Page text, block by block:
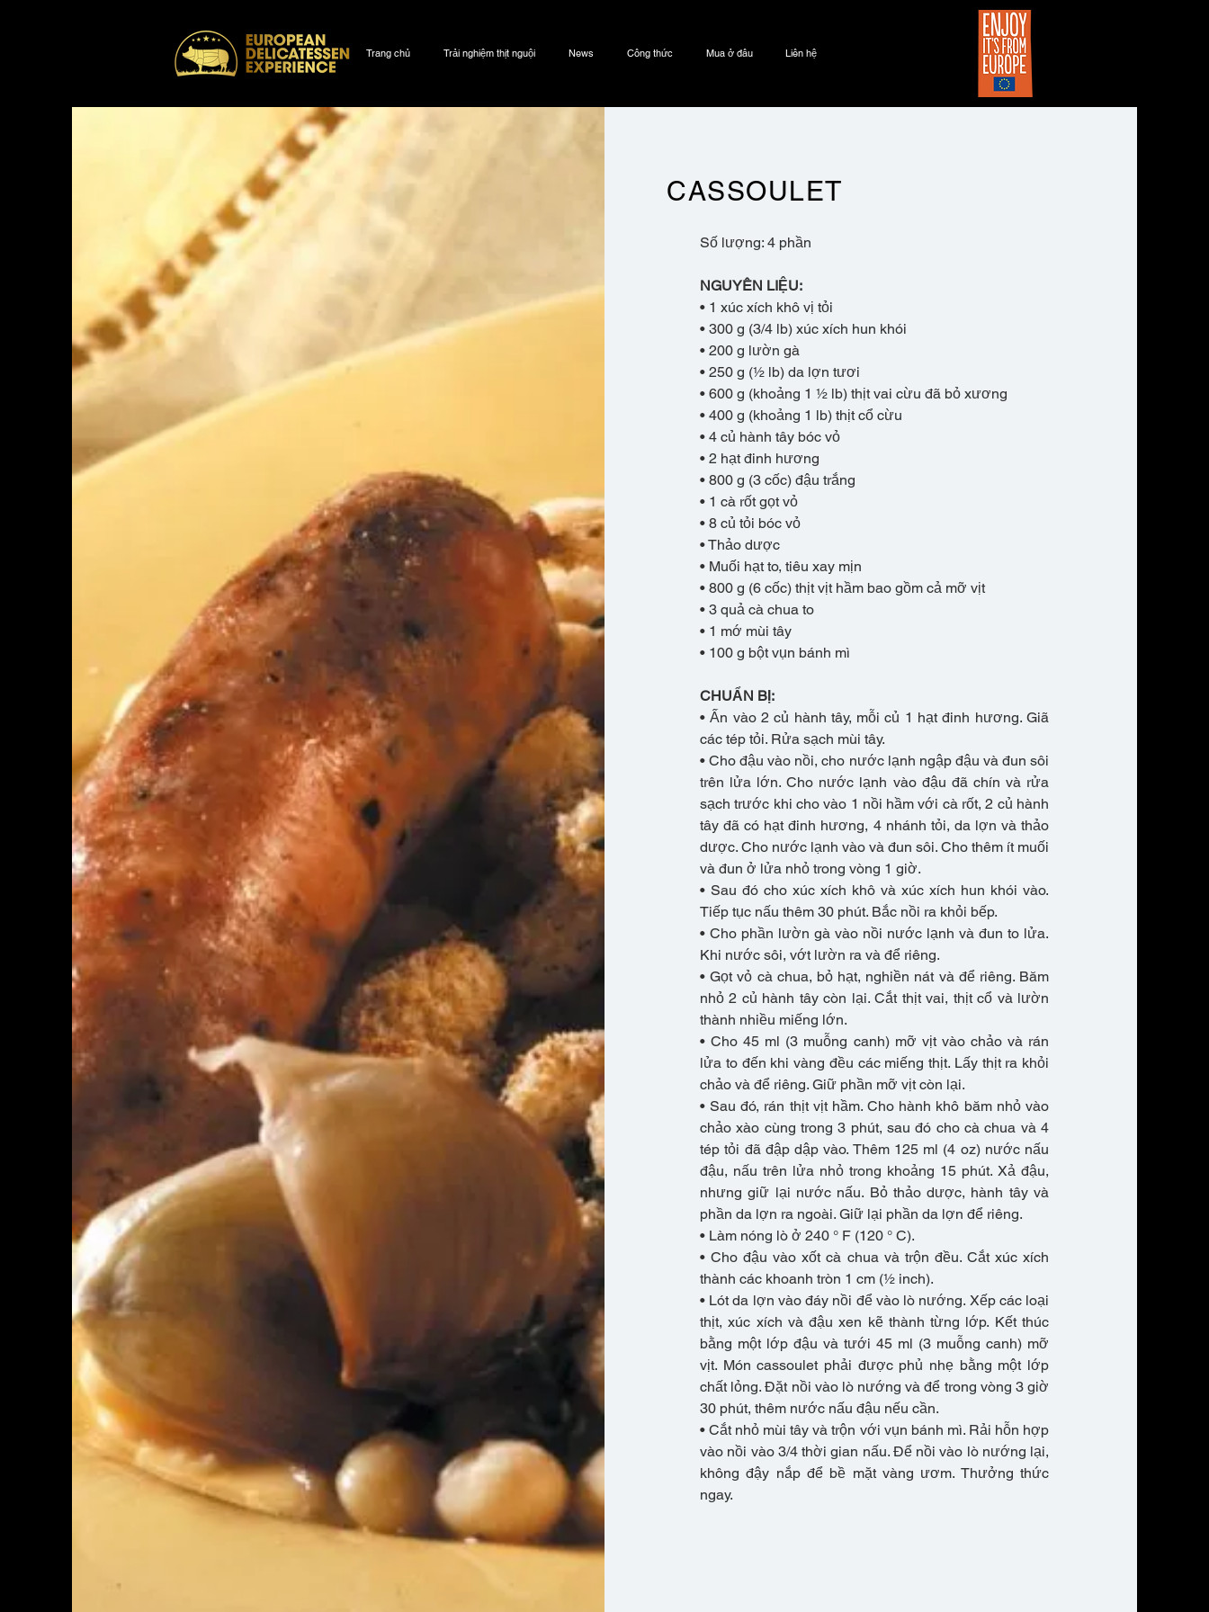
Trang chủ Trải nghiệm thịt nguội News Công thức Mua ở đâu Liên hệ
CASSOULET
Số lượng: 4 phần
NGUYÊN LIỆU:
• 1 xúc xích khô vị tỏi
• 300 g (3/4 lb) xúc xích hun khói
• 200 g lườn gà
• 250 g (½ lb) da lợn tươi
• 600 g (khoảng 1 ½ lb) thịt vai cừu đã bỏ xương
• 400 g (khoảng 1 lb) thịt cổ cừu
• 4 củ hành tây bóc vỏ
• 2 hạt đinh hương
• 800 g (3 cốc) đậu trắng
• 1 cà rốt gọt vỏ
• 8 củ tỏi bóc vỏ
• Thảo dược
• Muối hạt to, tiêu xay mịn
• 800 g (6 cốc) thịt vịt hầm bao gồm cả mỡ vịt
• 3 quả cà chua to
• 1 mớ mùi tây
• 100 g bột vụn bánh mì
CHUẨN BỊ:
• Ấn vào 2 củ hành tây, mỗi củ 1 hạt đinh hương. Giã
các tép tỏi. Rửa sạch mùi tây.
• Cho đậu vào nồi, cho nước lạnh ngập đậu và đun sôi
trên lửa lớn. Cho nước lạnh vào đậu đã chín và rửa
sạch trước khi cho vào 1 nồi hầm với cà rốt, 2 củ hành
tây đã có hạt đinh hương, 4 nhánh tỏi, da lợn và thảo
dược. Cho nước lạnh vào và đun sôi. Cho thêm ít muối
và đun ở lửa nhỏ trong vòng 1 giờ.
• Sau đó cho xúc xích khô và xúc xích hun khói vào.
Tiếp tục nấu thêm 30 phút. Bắc nồi ra khỏi bếp.
• Cho phần lườn gà vào nồi nước lạnh và đun to lửa.
Khi nước sôi, vớt lườn ra và để riêng.
• Gọt vỏ cà chua, bỏ hạt, nghiền nát và để riêng. Băm
nhỏ 2 củ hành tây còn lại. Cắt thịt vai, thịt cổ và lườn
thành nhiều miếng lớn.
• Cho 45 ml (3 muỗng canh) mỡ vịt vào chảo và rán
lửa to đến khi vàng đều các miếng thịt. Lấy thịt ra khỏi
chảo và để riêng. Giữ phần mỡ vịt còn lại.
• Sau đó, rán thịt vịt hầm. Cho hành khô băm nhỏ vào
chảo xào cùng trong 3 phút, sau đó cho cà chua và 4
tép tỏi đã đập dập vào. Thêm 125 ml (4 oz) nước nấu
đậu, nấu trên lửa nhỏ trong khoảng 15 phút. Xả đậu,
nhưng giữ lại nước nấu. Bỏ thảo dược, hành tây và
phần da lợn ra ngoài. Giữ lại phần da lợn để riêng.
• Làm nóng lò ở 240 ° F (120 ° C).
• Cho đậu vào xốt cà chua và trộn đều. Cắt xúc xích
thành các khoanh tròn 1 cm (½ inch).
• Lót da lợn vào đáy nồi để vào lò nướng. Xếp các loại
thịt, xúc xích và đậu xen kẽ thành từng lớp. Kết thúc
bằng một lớp đậu và tưới 45 ml (3 muỗng canh) mỡ
vịt. Món cassoulet phải được phủ nhẹ bằng một lớp
chất lỏng. Đặt nồi vào lò nướng và để trong vòng 3 giờ
30 phút, thêm nước nấu đậu nếu cần.
• Cắt nhỏ mùi tây và trộn với vụn bánh mì. Rải hỗn hợp
vào nồi vào 3/4 thời gian nấu. Để nồi vào lò nướng lại,
không đậy nắp để bề mặt vàng ươm. Thưởng thức
ngay.